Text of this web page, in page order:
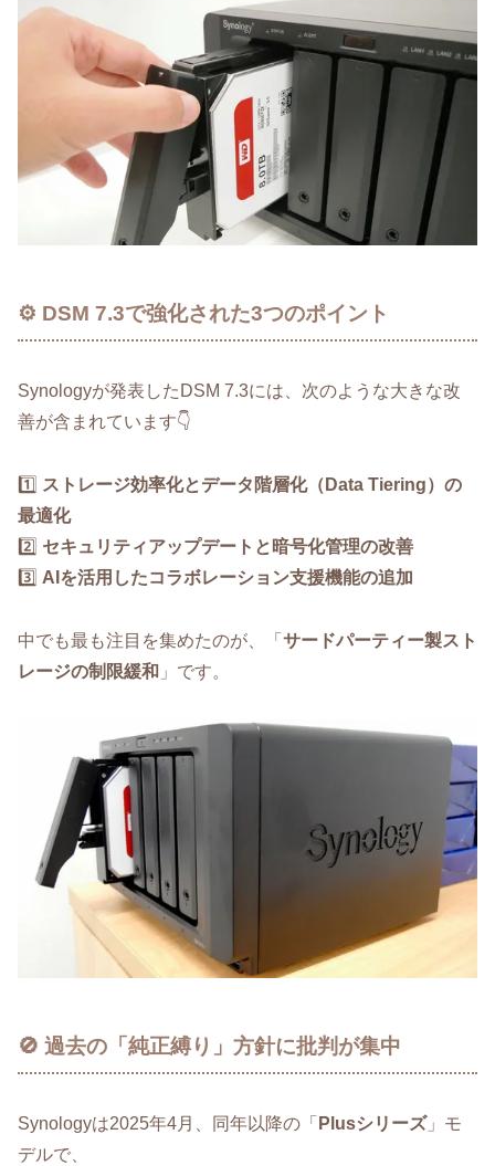
⚙️ DSM 7.3で強化された3つのポイント
Synologyが発表したDSM 7.3には、次のような大きな改
善が含まれています👇
1️⃣ ストレージ効率化とデータ階層化（Data Tiering）の
最適化
2️⃣ セキュリティアップデートと暗号化管理の改善
3️⃣ AIを活用したコラボレーション支援機能の追加
中でも最も注目を集めたのが、「 サードパーティー製スト
レージの制限緩和 」です。
🚫 過去の「純正縛り」方針に批判が集中
Synologyは2025年4月、同年以降の「 Plusシリーズ」モ
デルで、